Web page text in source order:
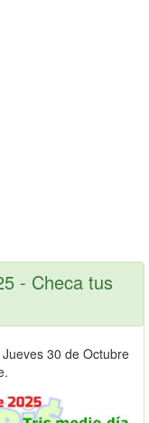
- Checa tus
30 de Octubre